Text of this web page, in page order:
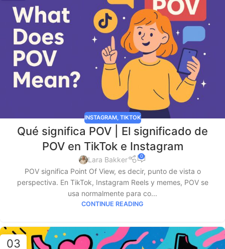
INSTAGRAM, TIKTOK
Qué significa POV | El significado de
POV en TikTok e Instagram
Lara Bakker 0
POV significa Point Of View, es decir, punto de vista o
perspectiva. En TikTok, Instagram Reels y memes, POV se
usa normalmente para co...
CONTINUE READING
03